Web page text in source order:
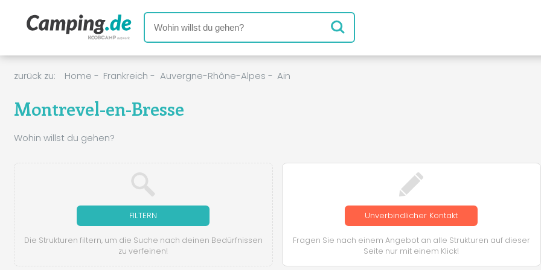
zurück zu: Home - Frankreich - Auvergne-Rhône-Alpes - Ain
Montrevel-en-Bresse
Wohin willst du gehen?
FILTERN
Die Strukturen filtern, um die Suche nach deinen Bedürfnissen
zu verfeinen!
Unverbindlicher Kontakt
Fragen Sie nach einem Angebot an alle Strukturen auf dieser
Seite nur mit einem Klick!